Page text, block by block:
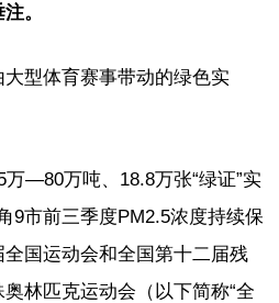
。
型体育赛事带动的绿色实
—80万吨、18.8万张“绿证”实
9市前三季度PM2.5浓度持续保
国运动会和全国第十二届残
林匹克运动会（以下简称“全